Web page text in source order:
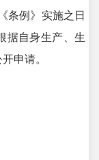
例》实施之日
据自身生产、生
申请。